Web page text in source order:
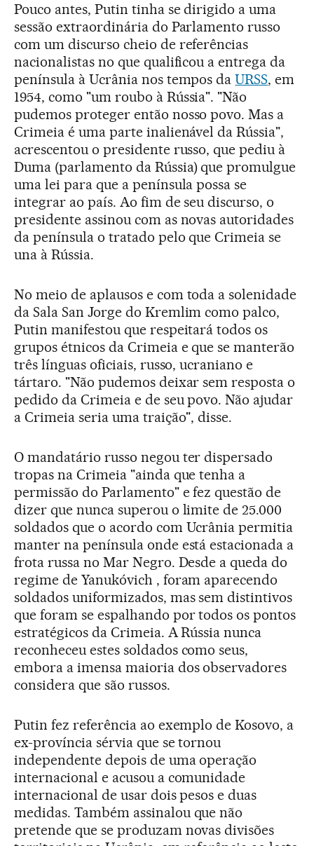
Pouco antes, Putin tinha se dirigido a uma
sessão extraordinária do Parlamento russo
com um discurso cheio de referências
nacionalistas no que qualificou a entrega da
península à Ucrânia nos tempos daURSS, em
1954, como "um roubo à Rússia". "Não
pudemos proteger então nosso povo. Mas a
Crimeia é uma parte inalienável da Rússia",
acrescentou o presidente russo, que pediu à
Duma (parlamento da Rússia) que promulgue
uma lei para que a península possa se
integrar ao país. Ao fim de seu discurso, o
presidente assinou com as novas autoridades
da península o tratado pelo que Crimeia se
una à Rússia.
No meio de aplausos e com toda a solenidade
da Sala San Jorge do Kremlim como palco,
Putin manifestou que respeitará todos os
grupos étnicos da Crimeia e que se manterão
três línguas oficiais, russo, ucraniano e
tártaro. "Não pudemos deixar sem resposta o
pedido da Crimeia e de seu povo. Não ajudar
a Crimeia seria uma traição", disse.
O mandatário russo negou ter dispersado
tropas na Crimeia "ainda que tenha a
permissão do Parlamento" e fez questão de
dizer que nunca superou o limite de 25.000
soldados que o acordo com Ucrânia permitia
manter na península onde está estacionada a
frota russa no Mar Negro. Desde a queda do
regime de Yanukóvich , foram aparecendo
soldados uniformizados, mas sem distintivos
que foram se espalhando por todos os pontos
estratégicos da Crimeia. A Rússia nunca
reconheceu estes soldados como seus,
embora a imensa maioria dos observadores
considera que são russos.
Putin fez referência ao exemplo de Kosovo, a
ex-província sérvia que se tornou
independente depois de uma operação
internacional e acusou a comunidade
internacional de usar dois pesos e duas
medidas. Também assinalou que não
pretende que se produzam novas divisões